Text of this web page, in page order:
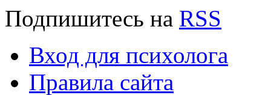
Подпишитесь на RSS
Вход для психолога
Правила сайта